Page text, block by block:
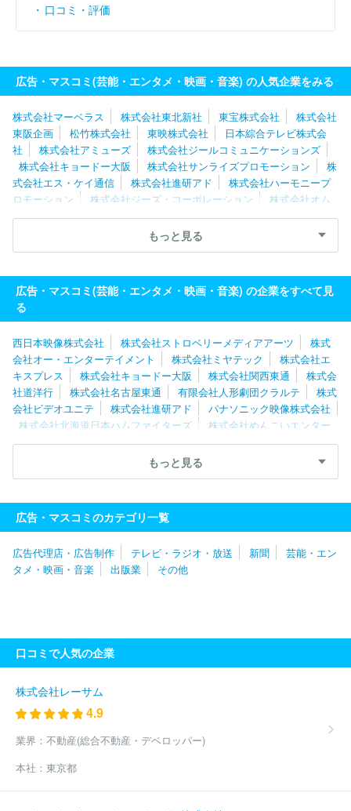
口コミ・評価
広告・マスコミ(芸能・エンタメ・映画・音楽) の人気企業をみる
株式会社マーベラス 株式会社東北新社 東宝株式会社
株式会社
東阪企画
松竹株式会社 東映株式会社
日本綜合テレビ株式会
社
株式会社アミューズ
株式会社ジールコミュニケーションズ
株式会社キョードー大阪
株式会社サンライズプロモーション
株
式会社エス・ケイ通信
株式会社進研アド
株式会社ハーモニープ
ロモーション
株式会社ジーズ・コーポレーション
株式会社オム
ニバス・ジャパン
株式会社ＮＥＸＴＥＰ
株式会社テクノネット
株式会社フジ・メディア・テクノロジー
式会社バンダイナムコフィルムワークス
式会社ｄｒａｗｉｚ
株式会社文化工房
株式会社プラスミック・
シーエフピー
株式会社テレビマンユニオン
太陽企画株式会社
株式会社サテライト
もっと見る
広告・マスコミ(芸能・エンタメ・映画・音楽) の企業をすべて見
る
西日本映像株式会社 株式会社ストロベリーメディアアーツ
株式
会社オー・エンターテイメント
株式会社ミヤテック
株式会社エ
キスプレス
株式会社キョードー大阪 株式会社関西東通
株式会
社道洋行
株式会社名古屋東通 有限会社人形劇団クラルテ
株式
会社ビデオユニテ
株式会社進研アド
パナソニック映像株式会社
株式会社北海道日本ハムファイターズ
株式会社めんこいエンター
プライズ
株式会社わらび座
株式会社ソニー・ミュージックエン
株式会社ユーフィールド
株式会社バンダイナム
コフィルムワークス
会社
株式会社エネット 株式会社ジーズ・コーポレーション
株
式会社ｄｒａｗｉｚ
株式会社フジクリエイティブコーポレーショ
社デジタルエッグ
株式会社二番工房 四季株式会社
株式会社サ
ンライズプロモーション
株式会社ハット
会社テレビ東京メディアネット
株式会社マーベル
株式会社ジー
ルコミュニケーションズ
式会社ＳＭＩＬＥ‐ＵＰ．
東映株式会社
株式会社スローハンド
株式会社２１インコーポレーション
エフピー
株式会社東北新社
テライト
株式会社マーベラス
ｕｂＬｅ
株式会社ＣＡＲＴＡ ＨＯＬＤＩＮＧＳ
太陽企画株式
ダクション
社千代田ラフト
東宝株式会社
株式会社クリーク・アンド・リバ
もっと見る
広告・マスコミのカテゴリ一覧
広告代理店・広告制作 テレビ・ラジオ・放送 新聞
芸能・エン
タメ・映画・音楽
出版業 その他
口コミで人気の企業
株式会社レーサム
4.9
業界： 不動産(総合不動産・デベロッパー)
本社： 東京都